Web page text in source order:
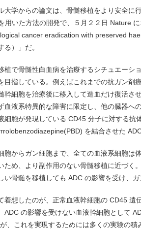
大学からの論文は、骨髄移植をより安全に
用いた方法の開発で、５月２２日 Nature
cancer eradication with preserved
る）」だ。
植で骨髄性白血病を治療するシチュエーシ
目指している。例えばこれまでの抗ガン剤
幹細胞を治療後に移入して造血だけ復活さ
血液系特異的な障害に限定し、他の臓器へ
細胞が発現している CD45 分子に対する抗
を結合させた
胞からガン細胞まで、全ての血液系細胞は
ため、より副作用のない骨髄移植に近づく
い骨髄を移植しても ADC の影響を受け、
着想したのが、正常血液幹細胞の CD45 遺
ADC の影響を受けない血液幹細胞として
、これを実現するためには多くの実験の積